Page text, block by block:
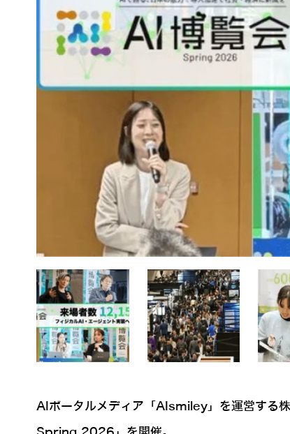
AIポータルメディア「AIsmiley」を運営する